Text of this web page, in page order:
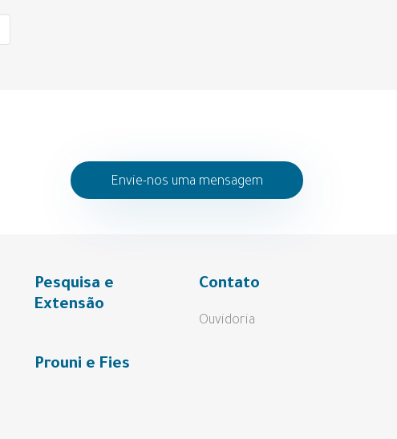
Envie-nos uma mensagem
Pesquisa e
Extensão
Prouni e Fies
Contato
Ouvidoria